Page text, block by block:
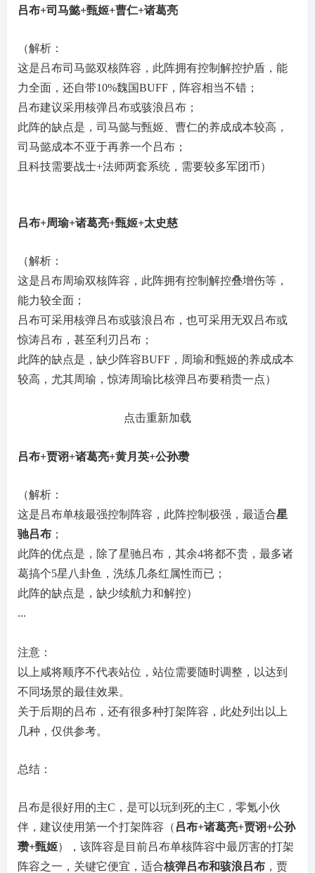
吕布+司马懿+甄姬+曹仁+诸葛亮
（解析：
这是吕布司马懿双核阵容，此阵拥有控制解控护盾，能
力全面，还自带10%魏国BUFF，阵容相当不错；
吕布建议采用核弹吕布或骇浪吕布；
此阵的缺点是，司马懿与甄姬、曹仁的养成成本较高，
司马懿成本不亚于再养一个吕布；
且科技需要战士+法师两套系统，需要较多军团币）
吕布+周瑜+诸葛亮+甄姬+太史慈
（解析：
这是吕布周瑜双核阵容，此阵拥有控制解控叠增伤等，
能力较全面；
吕布可采用核弹吕布或骇浪吕布，也可采用无双吕布或
惊涛吕布，甚至利刃吕布；
此阵的缺点是，缺少阵容BUFF，周瑜和甄姬的养成成本
较高，尤其周瑜，惊涛周瑜比核弹吕布要稍贵一点）
点击重新加载
吕布+贾诩+诸葛亮+黄月英+公孙瓒
（解析：
这是吕布单核最强控制阵容，此阵控制极强，最适合星
驰吕布 ；
此阵的优点是，除了星驰吕布，其余4将都不贵，最多诸
葛搞个5星八卦鱼，洗练几条红属性而已；
此阵的缺点是，缺少续航力和解控）
...
注意：
以上咸将顺序不代表站位，站位需要随时调整，以达到
不同场景的最佳效果。
关于后期的吕布，还有很多种打架阵容，此处列出以上
几种，仅供参考。
总结：
吕布是很好用的主C，是可以玩到死的主C，零氪小伙
伴，建议使用第一个打架阵容（ 吕布+诸葛亮+贾诩+公孙
瓒+甄姬），该阵容是目前吕布单核阵容中最厉害的打架
阵容之一，关键它便宜，适合核弹吕布和骇浪吕布 ，贾